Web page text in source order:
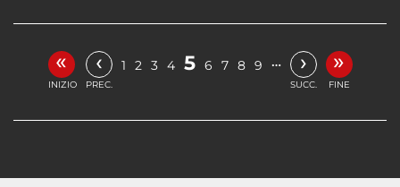
«
INIZIO
‹
PREC.
1 2 3 4 5 6 7 8 9 … ›
SUCC.
»
FINE